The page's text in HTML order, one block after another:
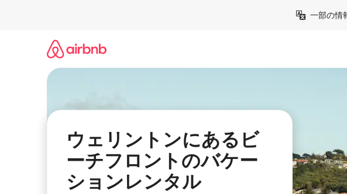
一部の情
ウェリントンにあるビ
ーチフロントのバケー
ションレンタル